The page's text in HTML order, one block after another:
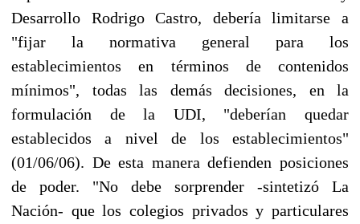
Desarrollo Rodrigo Castro, debería limitarse a
"fijar la normativa general para los
establecimientos en términos de contenidos
mínimos", todas las demás decisiones, en la
formulación de la UDI, "deberían quedar
establecidos a nivel de los establecimientos"
(01/06/06). De esta manera defienden posiciones
de poder. "No debe sorprender -sintetizó La
Nación- que los colegios privados y particulares